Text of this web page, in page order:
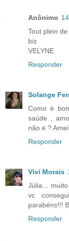
Anônimo
Tout plein
biz
VELYNE
Responder
Solange
Como é
saúde ,
não é ?
Responder
Vivi Morais
Júlia...
vc
parabéns!!!
Responder